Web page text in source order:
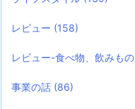
レビュー (158)
レビュー-食べ物、飲みもの
事業の話 (86)